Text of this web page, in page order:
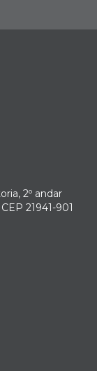
2º andar
21941-901